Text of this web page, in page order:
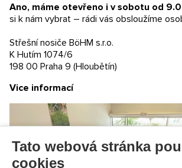
Garance nákupu
Obchodní podmínky
Kontakty
Ochrana soukromí
SLEDUJTE NÁS NA
Tato webová stránka
cookies
Ano, máme otevřeno i v sobotu od
si k nám vybrat – rádi vás obsloužíme
Střešní nosiče BöHM s.r.o.
K Hutím 1074/6
198 00 Praha 9 (Hloubětín)
Vice informací